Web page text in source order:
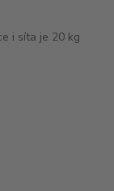
i síta je 20 kg